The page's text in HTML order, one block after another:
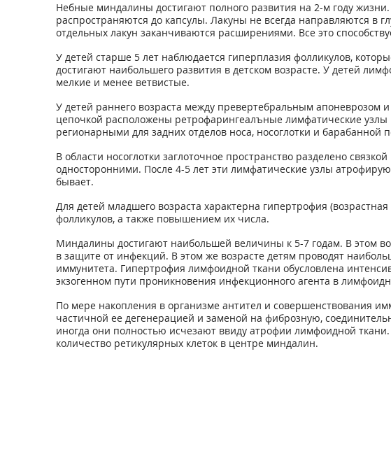
Небные миндалины достигают полного развития на 2-м году жизни.
распространяются до капсулы. Лакуны не всегда направляются в
отдельных лакун заканчиваются расширениями. Все это
У детей старше 5 лет наблюдается гиперплазия фолликулов,
достигают наибольшего развития в детском возрасте. У детей
мелкие и менее ветвистые.
У детей раннего возраста между превертебральным апоневрозом
цепочкой расположены ретрофарингеалъные лимфатические
регионарными для задних отделов носа, носоглотки и барабанной
В области носоглотки заглоточное пространство разделено
односторонними. После 4-5 лет эти лимфатические узлы
бывает.
Для детей младшего возраста характерна гипертрофия
фолликулов, а также повышением их числа.
Миндалины достигают наибольшей величины к 5-7 годам. В этом
в защите от инфекций. В этом же возрасте детям проводят
иммунитета. Гипертрофия лимфоидной ткани обусловлена
экзогенном пути проникновения инфекционного агента в
По мере накопления в организме антител и совершенствования
частичной ее дегенерацией и заменой на фиброзную,
иногда они полностью исчезают ввиду атрофии лимфоидной
количество ретикулярных клеток в центре миндалин.